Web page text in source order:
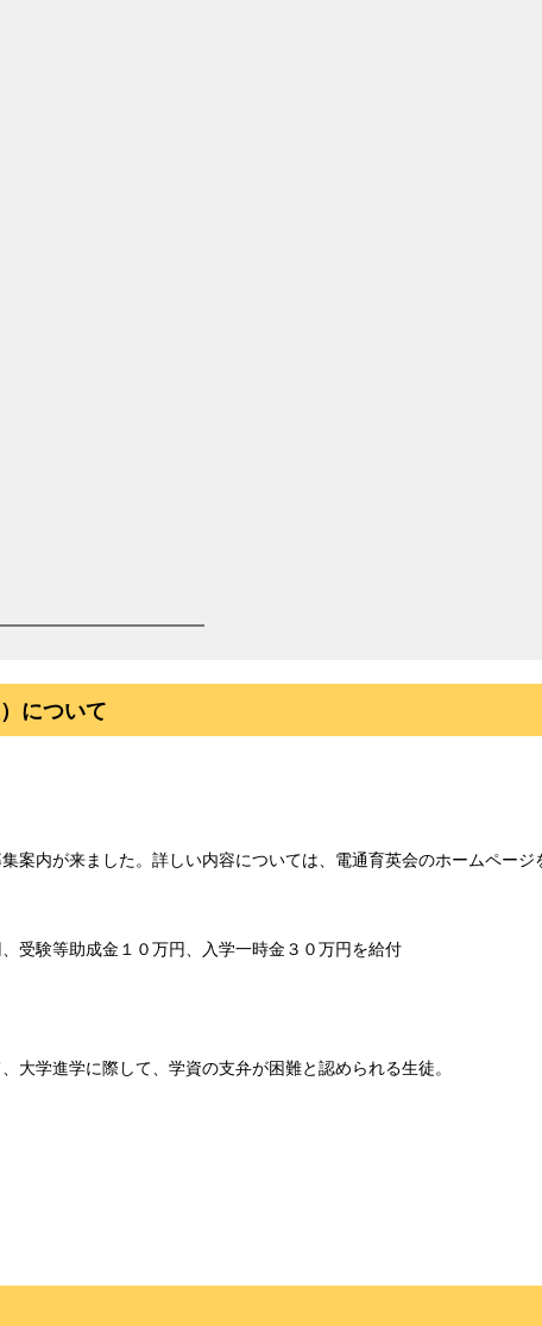
について
案内が来ました。詳しい内容については、電通育英会のホームページ
受験等助成金１０万円、入学一時金３０万円を給付
大学進学に際して、学資の支弁が困難と認められる生徒。